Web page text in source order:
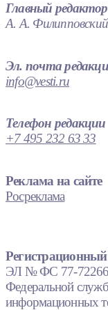
Главный редактор
А. А. Филипповский
Эл. почта
info@vesti.ru
Телефон редакции
+7 495 232 63 33
Реклама на сайте
Росреклама
ЭЛ № ФС 77-72266
Федеральной
информационных